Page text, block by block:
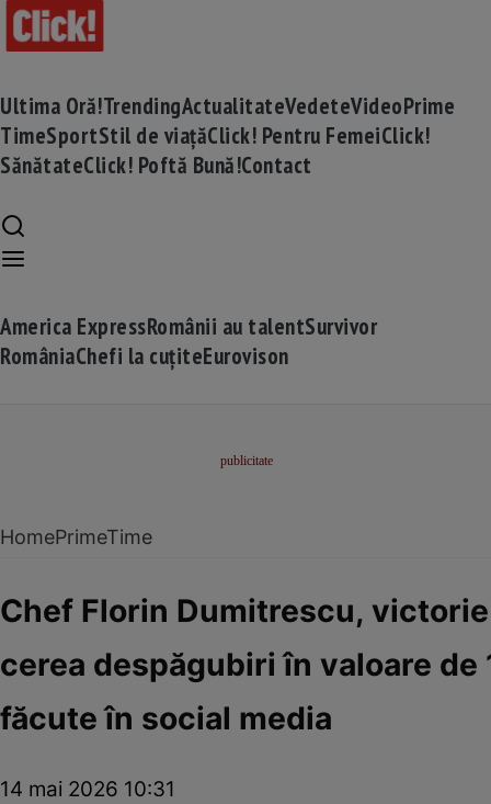
Ultima Oră!TrendingActualitateVedeteVideoPrime
TimeSportStil de viațăClick! Pentru FemeiClick!
SănătateClick! Poftă Bună!Contact
America ExpressRomânii au talentSurvivor
RomâniaChefi la cuțiteEurovison
HomePrimeTime
Chef Florin Dumitrescu,
cerea despăgubiri în valoare
făcute în social media
14 mai 2026 10:31